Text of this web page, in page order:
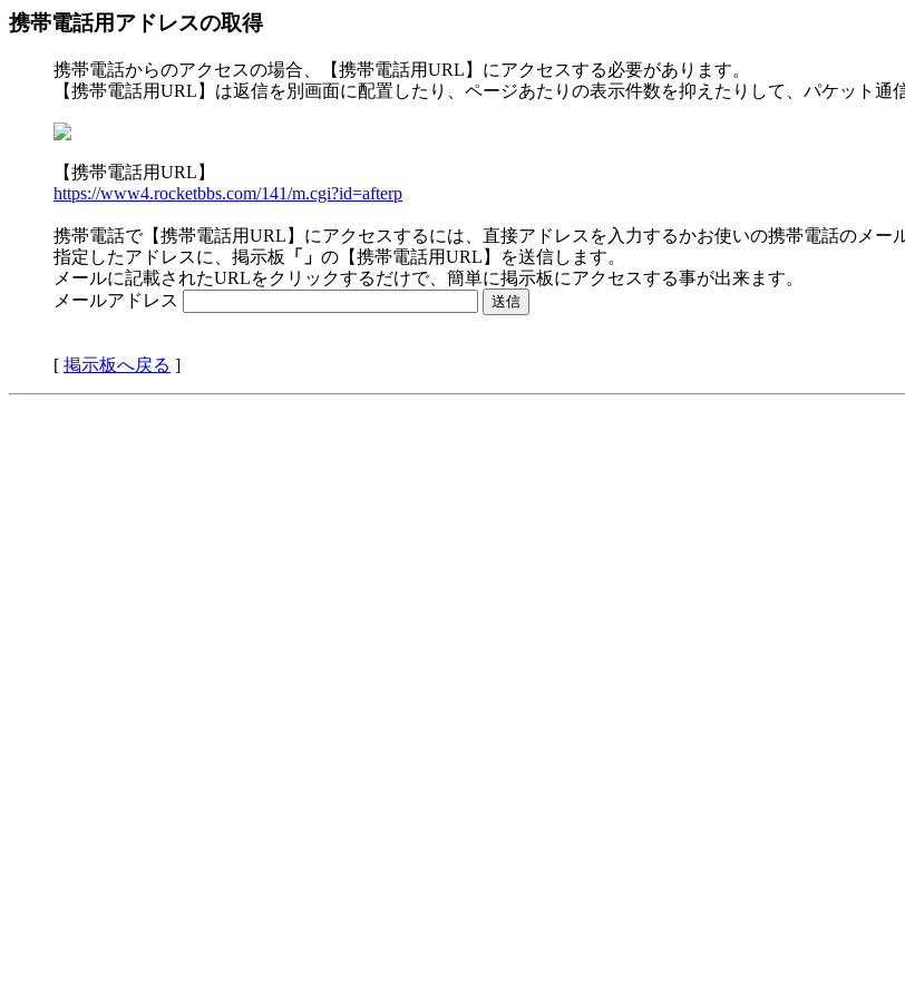
携帯電話用アドレスの取得
携帯電話からのアクセスの場合、【携帯電話用URL】にアクセスする必要があります。
【携帯電話用URL】は返信を別画面に配置したり、ページあたりの表示件数を抑えたりして、パケット通
【携帯電話用URL】
https://www4.rocketbbs.com/141/m.cgi?id=afterp
携帯電話で【携帯電話用URL】にアクセスするには、直接アドレスを入力するかお使いの携帯電話のメー
指定したアドレスに、掲示板
「」 の【携帯電話用URL】を送信します。
メールに記載されたURLをクリックするだけで、簡単に掲示板にアクセスする事が出来ます。
メールアドレス
[ 掲示板へ戻る ]